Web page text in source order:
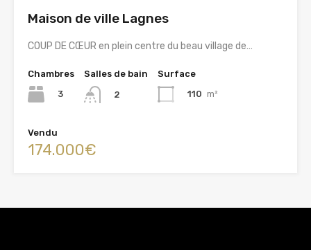
Maison de ville Lagnes
COUP DE CŒUR en plein centre du beau village de…
Chambres
3
Salles de bain
2
Surface
110 m²
Vendu
174.000€